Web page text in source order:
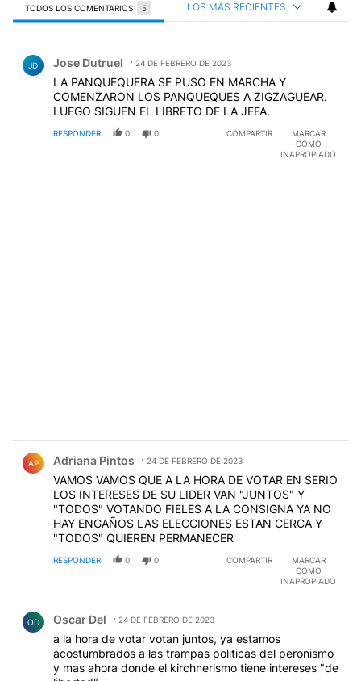
TODOS LOS COMENTARIOS 5 LOS MÁS RECIENTES
JD Jose Dutruel 24 DE FEBRERO DE 2023
LA PANQUEQUERA SE PUSO EN MARCHA Y
COMENZARON LOS PANQUEQUES A ZIGZAGUEAR.
LUEGO SIGUEN EL LIBRETO DE LA JEFA.
RESPONDER 0 0 COMPARTIR
MARCAR
COMO
INAPROPIADO
AP Adriana Pintos 24 DE FEBRERO DE 2023
VAMOS VAMOS QUE A LA HORA DE VOTAR EN SERIO
LOS INTERESES DE SU LIDER VAN "JUNTOS" Y
"TODOS" VOTANDO FIELES A LA CONSIGNA YA NO
HAY ENGAÑOS LAS ELECCIONES ESTAN CERCA Y
"TODOS" QUIEREN PERMANECER
RESPONDER 0 0 COMPARTIR
MARCAR
COMO
INAPROPIADO
OD Oscar Del 24 DE FEBRERO DE 2023
a la hora de votar votan juntos, ya estamos
acostumbrados a las trampas politicas del peronismo
y mas ahora donde el kirchnerismo tiene intereses "de